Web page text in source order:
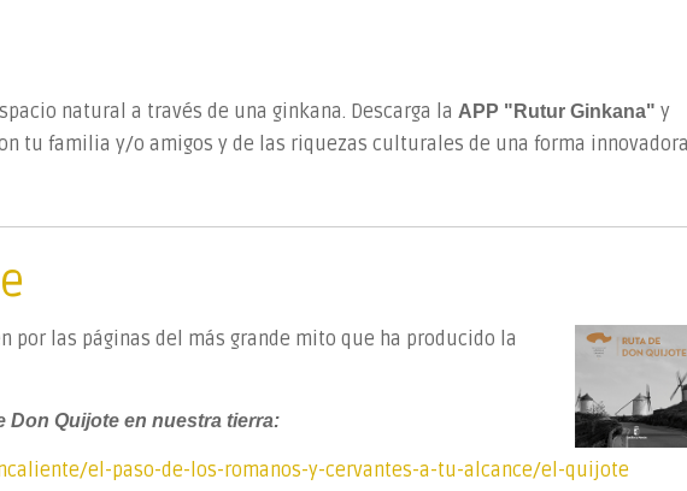
natural a través de una ginkana. Descarga la APP "Rutur Ginkana" y
tu familia y/o amigos y de las riquezas culturales de una forma
por las páginas del más grande mito que ha producido la
Don Quijote en nuestra tierra:
el-paso-de-los-romanos-y-cervantes-a-tu-alcance/el-quijote